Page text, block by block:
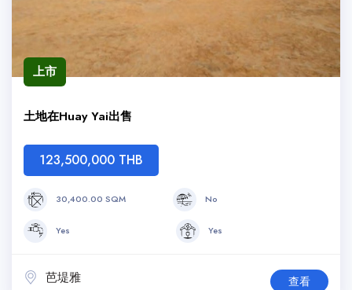
上市
土地在Huay Yai出售
123,500,000 THB
30,400.00 SQM No
Yes Yes
芭堤雅 查看